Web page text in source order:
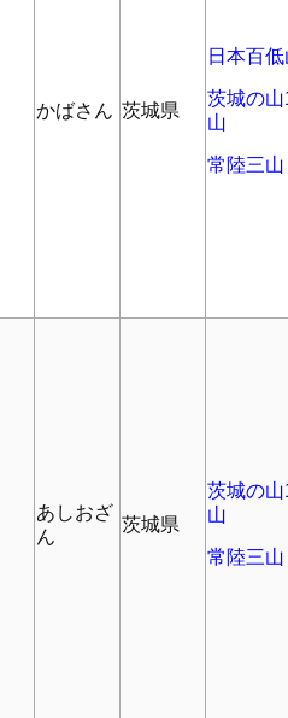
かばさん 茨城県
日本百
茨城の
山
常陸三山
あしおざ
ん
茨城県
茨城の
山
常陸三山